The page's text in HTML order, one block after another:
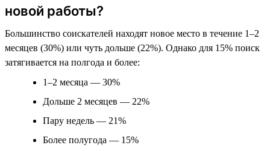
новой работы?
Большинство соискателей находят новое место в течение 1–2
месяцев (30%) или чуть дольше (22%). Однако для 15% поиск
затягивается на полгода и более:
1–2 месяца — 30%
Дольше 2 месяцев — 22%
Пару недель — 21%
Более полугода — 15%